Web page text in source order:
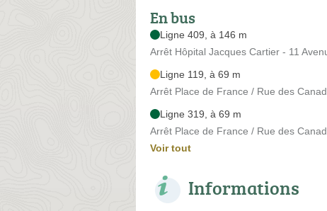
En bus
Ligne 409, à 146 m
Arrêt Hôpital Jacques Cartier - 11
Ligne 119, à 69 m
Arrêt Place de France / Rue des
Ligne 319, à 69 m
Arrêt Place de France / Rue des
Voir tout
Informations